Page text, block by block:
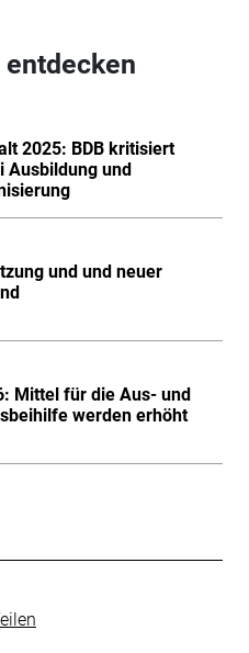
2025: BDB kritisiert
Ausbildung und
und und neuer
Mittel für die Aus- und
werden erhöht